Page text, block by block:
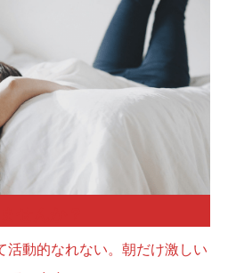
活動的なれない。朝だけ激しい